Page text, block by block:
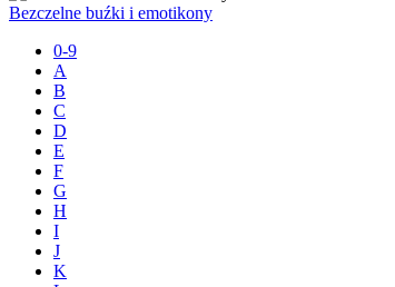
Bezczelne buźki i emotikony
0-9
A
B
C
D
E
F
G
H
I
J
K